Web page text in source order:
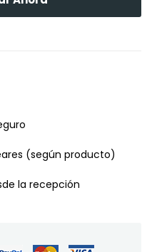
(según producto)
la recepción